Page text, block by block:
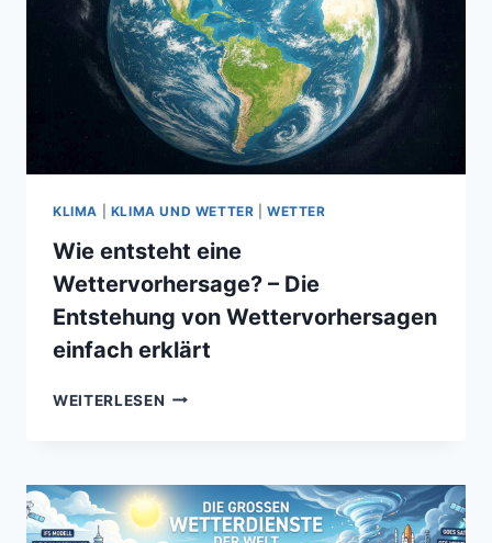
KLIMA KLIMA UND WETTER |WETTER
Wie entsteht eine
Wettervorhersage? – Die
Entstehung von Wettervorhersagen
einfach erklärt
WEITERLESEN WIE
–
DIE
ENTSTEHUNG